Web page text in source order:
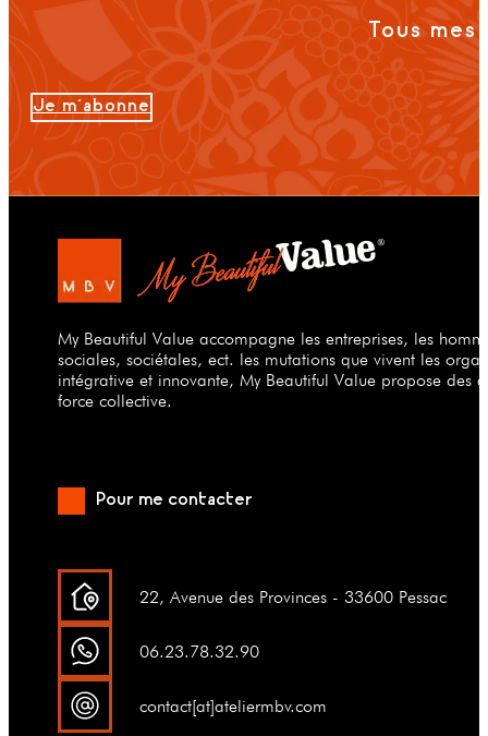
Tous
Je m'abonne
My Beautiful Value accompagne les entreprises, les
sociales, sociétales, ect. les mutations que vivent les
intégrative et innovante, My Beautiful Value propose des
force collective.
Pour me contacter
22, Avenue des Provinces - 33600 Pessac
06.23.78.32.90
contact[at]ateliermbv.com